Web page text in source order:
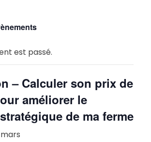
est passé.
– Calculer son prix de
améliorer le
de ma ferme